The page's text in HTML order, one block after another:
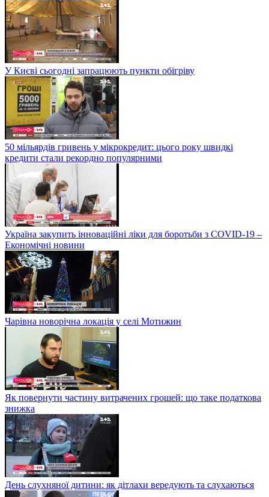
У Києві сьогодні запрацюють пункти обігріву
50 мільярдів гривень у мікрокредит: цього року швидкі
кредити стали рекордно популярними
Україна закупить інноваційні ліки для боротьби з COVID-19 –
Економічні новини
Чарівна новорічна локація у селі Мотижин
Як повернути частину витрачених грошей: що таке податкова
знижка
День слухняної дитини: як дітлахи вередують та слухаються